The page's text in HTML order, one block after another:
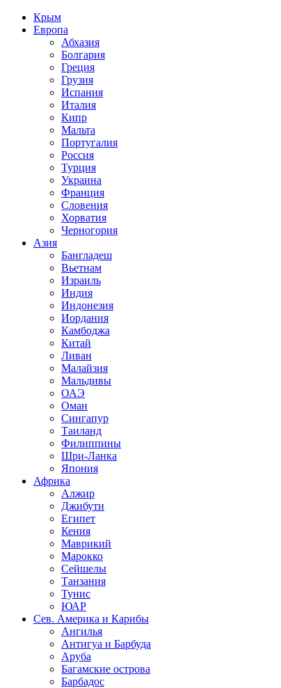
Крым
Европа
Абхазия
Болгария
Греция
Грузия
Испания
Италия
Кипр
Мальта
Португалия
Россия
Турция
Украина
Франция
Словения
Хорватия
Черногория
Азия
Бангладеш
Вьетнам
Израиль
Индия
Индонезия
Иордания
Камбоджа
Китай
Ливан
Малайзия
Мальдивы
ОАЭ
Оман
Сингапур
Таиланд
Филиппины
Шри-Ланка
Япония
Африка
Алжир
Джибути
Египет
Кения
Маврикий
Марокко
Сейшелы
Танзания
Тунис
ЮАР
Сев. Америка и Карибы
Ангилья
Антигуа и Барбуда
Аруба
Багамские острова
Барбадос